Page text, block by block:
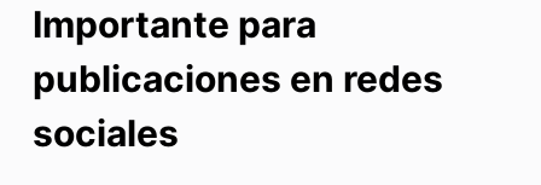
Importante para
publicaciones en redes
sociales